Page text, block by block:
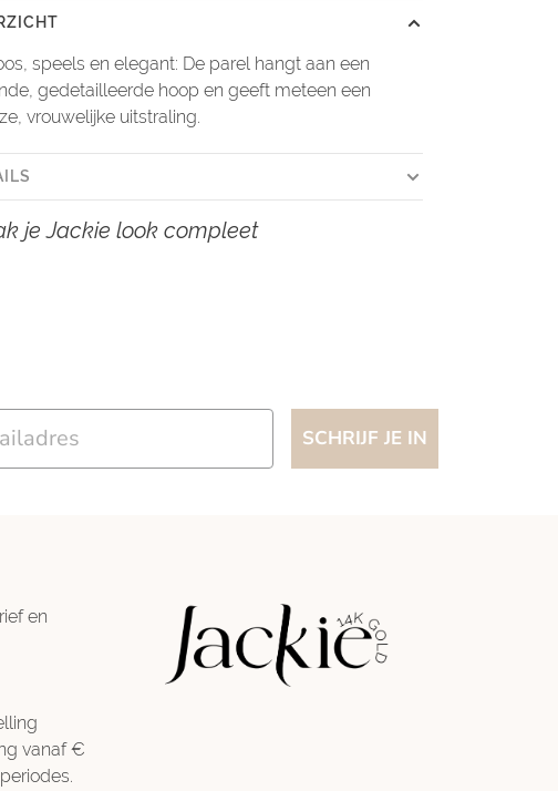
speels en elegant: De parel hangt aan een
gedetailleerde hoop en geeft meteen een
vrouwelijke uitstraling.
je Jackie look compleet
SCHRIJF JE IN
en
vanaf €